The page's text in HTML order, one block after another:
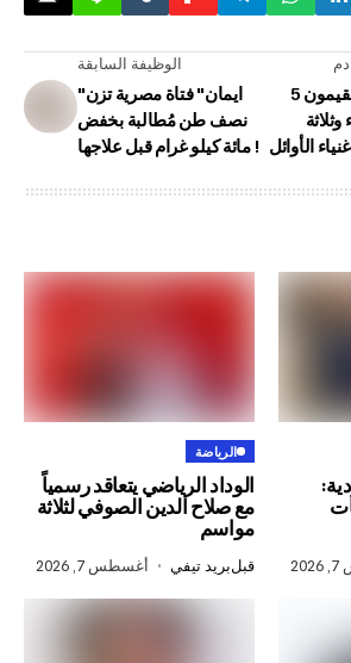
الوظيفة السابقة
"ايمان" فتاة مصرية تزن
نصف طن مُطالبة بخفض
مائة كيلو غرام قبل علاجها !
الوداد الرياضي يتعاقد رسمياً
مع صلاح الدين الصوفي لثلاثة
قبلبريد تيفي أغسطس 7, 2026